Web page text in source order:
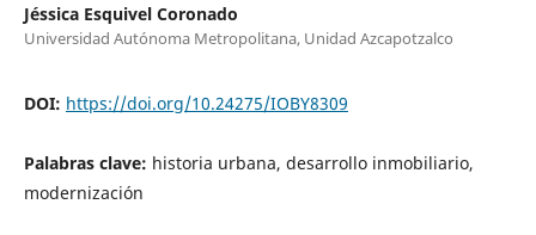
Jéssica Esquivel Coronado
Universidad Autónoma Metropolitana, Unidad Azcapotzalco
DOI: https://doi.org/10.24275/IOBY8309
Palabras clave: historia urbana, desarrollo inmobiliario,
modernización